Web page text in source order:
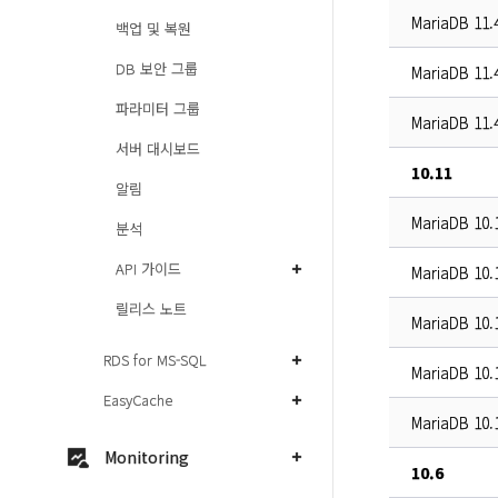
백업 및 복원
DB 보안 그룹
파라미터 그룹
서버 대시보드
알림
분석
API 가이드
릴리스 노트
RDS for MS-SQL
EasyCache
Monitoring
MariaDB
MariaDB
MariaDB
10.11
MariaDB
MariaDB
MariaDB
MariaDB
MariaDB
10.6